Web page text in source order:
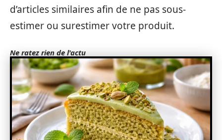
d’articles similaires afin de ne pas sous-
estimer ou surestimer votre produit.
Ne ratez rien de l'actu